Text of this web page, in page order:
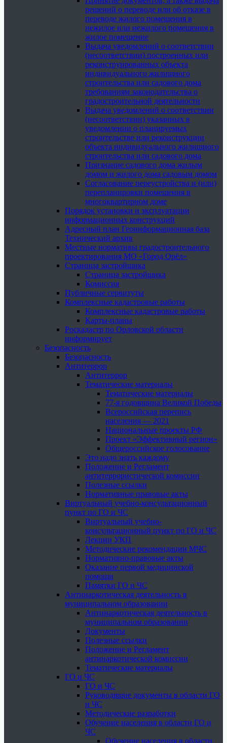
решений о переводе или об отказе в
переводе жилого помещения в
нежилое или нежилого помещения в
жилое помещение
Выдача уведомлений о соответствии
(несоответствии) построенных или
реконструированных объекта
индивидуального жилищного
строительства или садового дома
требованиям законодательства о
градостроительной деятельности
Выдача уведомлений о соответствии
(несоответствии) указанных в
уведомлении о планируемых
строительстве или реконструкции
объекта индивидуального жилищного
строительства или садового дома
Признание садового дома жилым
домом и жилого дома садовым домом
Согласование переустройства и (или)
перепланировки помещения в
многоквартирном доме
Порядок установки и эксплуатации
информационных конструкций
Адресный план Геоинформационная база
Технический архив
Местные нормативы градостроительного
проектирования МО «Город Орёл»
Страница застройщика
Страница застройщика
Комиссия
Публичные сервитуты
Комплексные кадастровые работы
Комплексные кадастровые работы
Карты-планы
Роскадастр по Орловской области
информирует
Безопасность
Безопасность
Антитеррор
Антитеррор
Тематические материалы
Тематические материалы
77-я годовщина Великой Победы
Всероссийская перепись
населения — 2021
Национальные проекты РФ
Проект «Эффективный регион»
Общероссийское голосование
Это надо знать каждому
Положение и Регламент
антитеррористической комиссии
Полезные ссылки
Нормативные правовые акты
Виртуальный учебно-консультационный
пункт по ГО и ЧС
Виртуальный учебно-
консультационный пункт по ГО и ЧС
Лекции УКП
Методические рекомендации МЧС
Нормативно-правовые акты
Оказание первой медицинской
помощи
Памятки ГО и ЧС
Антинаркотическая деятельность в
муниципальном образовании
Антинаркотическая деятельность в
муниципальном образовании
Документы
Полезные ссылки
Положение и Регламент
антинаркотической комиссии
Тематические материалы
ГО и ЧС
ГО и ЧС
Руководящие документы в области ГО
и ЧС
Методические разработки
Обучение населения в области ГО и
ЧС
Обучение населения в области